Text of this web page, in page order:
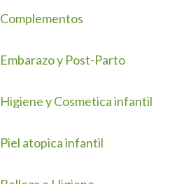
Complementos
Embarazo y Post-Parto
Higiene y Cosmetica infantil
Piel atopica infantil